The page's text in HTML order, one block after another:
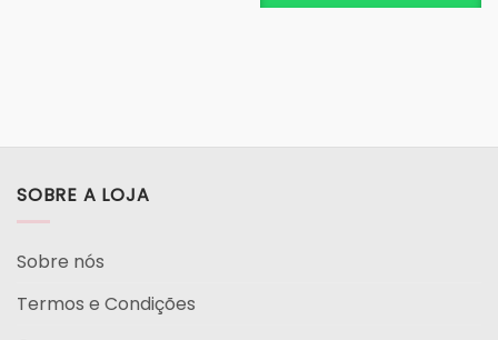
SOBRE A LOJA
Sobre nós
Termos e Condições